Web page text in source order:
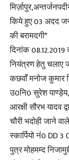
किये हुए 03 अदद
की बरामदगी*
दिनांक
नियंत्रण हेतु चलाए
कछवाँ मनोज कुमार
उ0नि0 सुरेश
आरक्षी सौरभ यादव
चौरी भदोही जाने
स्कार्पियो नं0 DD
पुत्र मोहमम्द